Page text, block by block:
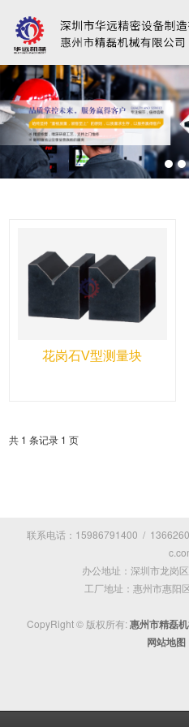
花岗石V型测量块
共 1 条记录 1 页
联系电话：15986791400 /
办公地址：深圳市龙岗
工厂地址：惠州市惠阳
CopyRight © 版权所有: 惠州市精磊
网站地图